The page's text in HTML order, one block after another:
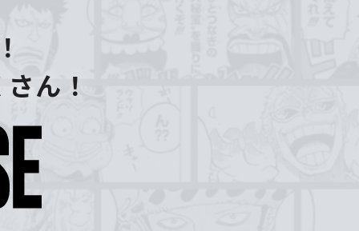
ん！